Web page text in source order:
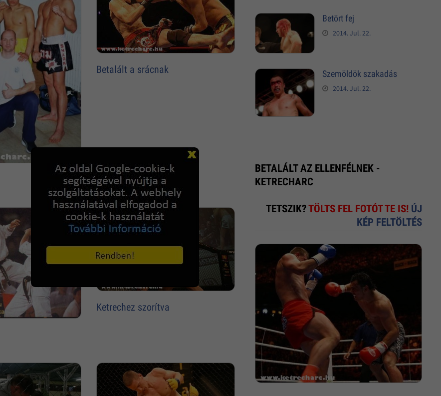
Betalált a srácnak
Ketrechez szorítva
Betört fej
2014. Jul. 22.
Szemöldök szakadás
2014. Jul. 22.
BETALÁLT AZ ELLENFÉLNEK -
KETRECHARC
TETSZIK?TÖLTS FEL FOTÓT TE IS! ÚJ
KÉP FELTÖLTÉS